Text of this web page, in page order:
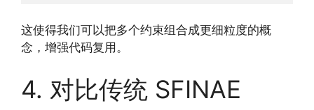
这使得我们可以把多个约束组合成更细粒度的概
念，增强代码复用。
4. 对比传统 SFINAE